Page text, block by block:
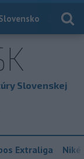
Slovenskej
Extraliga